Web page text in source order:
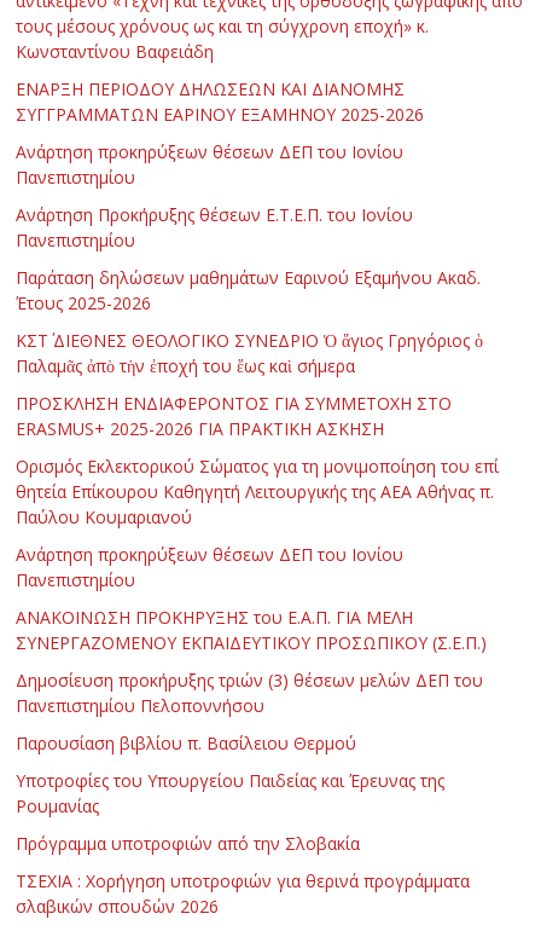
τους μέσους χρόνους ως και τη σύγχρονη εποχή» κ.
Κωνσταντίνου Βαφειάδη
ΕΝΑΡΞΗ ΠΕΡΙΟΔΟΥ ΔΗΛΩΣΕΩΝ ΚΑΙ ΔΙΑΝΟΜΗΣ
ΣΥΓΓΡΑΜΜΑΤΩΝ ΕΑΡΙΝΟΥ ΕΞΑΜΗΝΟΥ 2025-2026
Ανάρτηση προκηρύξεων θέσεων ΔΕΠ του Ιονίου
Πανεπιστημίου
Ανάρτηση Προκήρυξης θέσεων Ε.Τ.Ε.Π. του Ιονίου
Πανεπιστημίου
Παράταση δηλώσεων μαθημάτων Εαρινού Εξαμήνου Ακαδ.
Έτους 2025-2026
ΚΣΤ΄ ΔΙΕΘΝΕΣ ΘΕΟΛΟΓΙΚΟ ΣΥΝΕΔΡΙΟ Ὁ ἅγιος Γρηγόριος ὁ
Παλαμᾶς ἀπὸ τὴν ἐποχή του ἕως καὶ σήμερα
ΠΡΟΣΚΛΗΣΗ ΕΝΔΙΑΦΕΡΟΝΤΟΣ ΓΙΑ ΣΥΜΜΕΤΟΧΗ ΣΤΟ
ERASMUS+ 2025-2026 ΓΙΑ ΠΡΑΚΤΙΚΗ ΑΣΚΗΣΗ
Ορισμός Εκλεκτορικού Σώματος για τη μονιμοποίηση του επί
θητεία Επίκουρου Καθηγητή Λειτουργικής της ΑΕΑ Αθήνας π.
Παύλου Κουμαριανού
Ανάρτηση προκηρύξεων θέσεων ΔΕΠ του Ιονίου
Πανεπιστημίου
ΑΝΑΚΟΙΝΩΣΗ ΠΡΟΚΗΡΥΞΗΣ του Ε.Α.Π. ΓΙΑ ΜΕΛΗ
ΣΥΝΕΡΓΑΖΟΜΕΝΟΥ ΕΚΠΑΙΔΕΥΤΙΚΟΥ ΠΡΟΣΩΠΙΚΟΥ (Σ.Ε.Π.)
Δημοσίευση προκήρυξης τριών (3) θέσεων μελών ΔΕΠ του
Πανεπιστημίου Πελοποννήσου
Παρουσίαση βιβλίου π. Βασίλειου Θερμού
Υποτροφίες του Υπουργείου Παιδείας και Έρευνας της
Ρουμανίας
Πρόγραμμα υποτροφιών από την Σλοβακία
ΤΣΕΧΙΑ : Χορήγηση υποτροφιών για θερινά προγράμματα
σλαβικών σπουδών 2026